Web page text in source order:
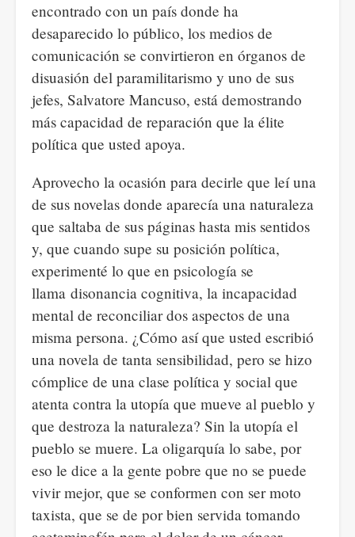
encontrado con un país donde ha
desaparecido lo público, los medios de
comunicación se convirtieron en órganos de
disuasión del paramilitarismo y uno de sus
jefes, Salvatore Mancuso, está demostrando
más capacidad de reparación que la élite
política que usted apoya.
Aprovecho la ocasión para decirle que leí una
de sus novelas donde aparecía una naturaleza
que saltaba de sus páginas hasta mis sentidos
y, que cuando supe su posición política,
experimenté lo que en psicología se
llama disonancia cognitiva, la incapacidad
mental de reconciliar dos aspectos de una
misma persona. ¿Cómo así que usted escribió
una novela de tanta sensibilidad, pero se hizo
cómplice de una clase política y social que
atenta contra la utopía que mueve al pueblo y
que destroza la naturaleza? Sin la utopía el
pueblo se muere. La oligarquía lo sabe, por
eso le dice a la gente pobre que no se puede
vivir mejor, que se conformen con ser moto
taxista, que se de por bien servida tomando